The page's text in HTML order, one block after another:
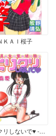
ＫＡＩ桜子
くりクリしないで♥ -エロ漫画女編集者絶頂物語-